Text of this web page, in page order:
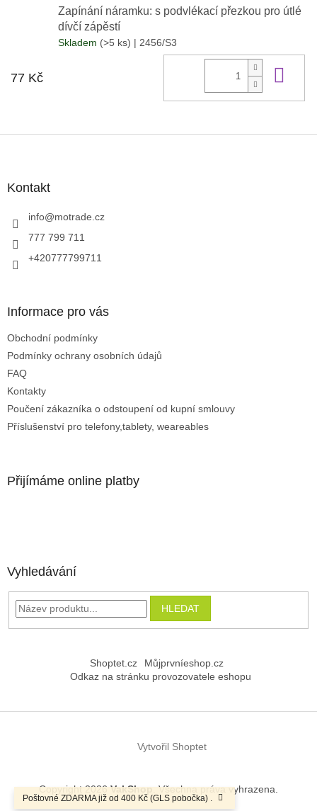
Poštovné ZDARMA již od 400 Kč (GLS pobočka) .
Zapínání náramku: s podvlékací přezkou pro útlé
dívčí zápěstí
Skladem (>5 ks) | 2456/S3
77 Kč
Kontakt
info@motrade.cz
777 799 711
+420777799711
Informace pro vás
Obchodní podmínky
Podmínky ochrany osobních údajů
FAQ
Kontakty
Poučení zákazníka o odstoupení od kupní smlouvy
Příslušenství pro telefony,tablety, weareables
Přijímáme online platby
Vyhledávání
HLEDAT
Shoptet.cz
Můjprvníeshop.cz
Odkaz na stránku provozovatele eshopu
Vytvořil Shoptet
Copyright 2026VakShop. Všechna práva vyhrazena.